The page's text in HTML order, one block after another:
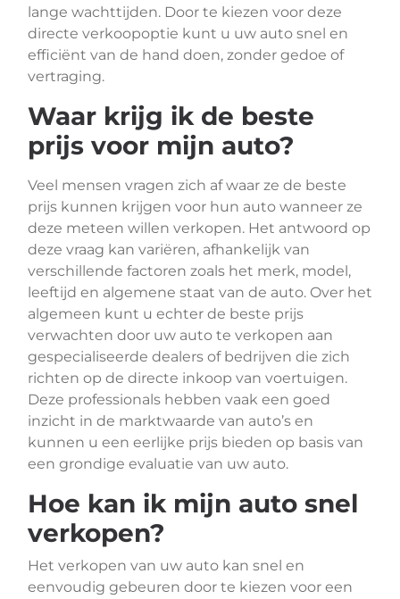
lange wachttijden. Door te kiezen voor deze
directe verkoopoptie kunt u uw auto snel en
efficiënt van de hand doen, zonder gedoe of
vertraging.
Waar krijg ik de beste
prijs voor mijn auto?
Veel mensen vragen zich af waar ze de beste
prijs kunnen krijgen voor hun auto wanneer ze
deze meteen willen verkopen. Het antwoord op
deze vraag kan variëren, afhankelijk van
verschillende factoren zoals het merk, model,
leeftijd en algemene staat van de auto. Over het
algemeen kunt u echter de beste prijs
verwachten door uw auto te verkopen aan
gespecialiseerde dealers of bedrijven die zich
richten op de directe inkoop van voertuigen.
Deze professionals hebben vaak een goed
inzicht in de marktwaarde van auto’s en
kunnen u een eerlijke prijs bieden op basis van
een grondige evaluatie van uw auto.
Hoe kan ik mijn auto snel
verkopen?
Het verkopen van uw auto kan snel en
eenvoudig gebeuren door te kiezen voor een